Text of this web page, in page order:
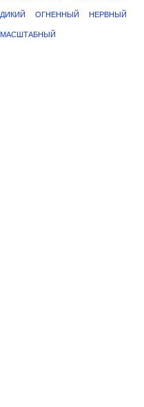
ДИКИЙ ОГНЕННЫЙ НЕРВНЫЙ
МАСШТАБНЫЙ